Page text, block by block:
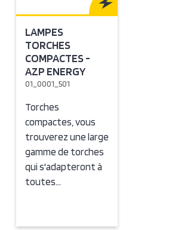
LAMPES
TORCHES
COMPACTES -
AZP ENERGY
01_0001_501
Torches
compactes, vous
trouverez une large
gamme de torches
qui s'adapteront à
toutes…